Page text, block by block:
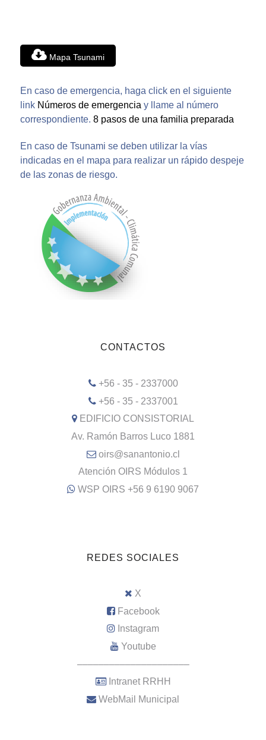
Mapa Tsunami
En caso de emergencia, haga click en el siguiente
link Números de emergencia y llame al número
correspondiente. 8 pasos de una familia preparada
En caso de Tsunami se deben utilizar la vías
indicadas en el mapa para realizar un rápido despeje
de las zonas de riesgo.
CONTACTOS
+56 - 35 - 2337000
+56 - 35 - 2337001
EDIFICIO CONSISTORIAL
Av. Ramón Barros Luco 1881
oirs@sanantonio.cl
Atención OIRS Módulos 1
WSP OIRS +56 9 6190 9067
REDES SOCIALES
X
Facebook
Instagram
Youtube
–––––––––––––––––––––
Intranet RRHH
WebMail Municipal